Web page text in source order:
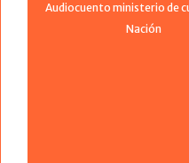
Audiocuento ministerio de
Nación